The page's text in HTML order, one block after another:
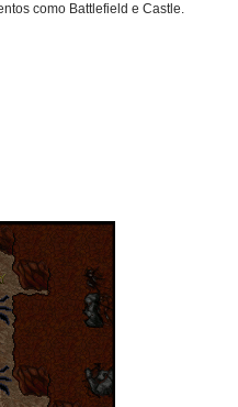
como Battlefield e Castle.